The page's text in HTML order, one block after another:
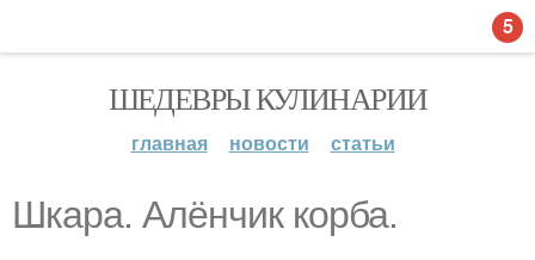
ШЕДЕВРЫ КУЛИНАРИИ
главная новости статьи
Шкара. Алёнчик корба.
5